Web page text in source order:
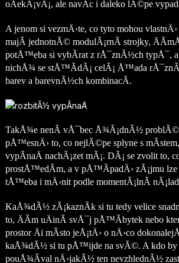
oÄekÃ¡vÃ¡, ale navÃ­c i daleko lÃ©pe
A jenom si vezmÄ›te, co tyto mohou
majÃ­ jednotnÃ© modulÃ¡rnÃ­ strojky,
potÅ™eba si vybÃ­rat z rÅ¯znÃ½ch typÅ¯, a
nichÅ¾ se stÅ™Ã­dÃ¡ celÃ¡ Å™ada
barev a barevnÃ½ch kombinacÃ­.
TakÅ¾e nenÃ­ vÅ¯bec Å¾Ã¡dnÃ½
pÅ™esnÄ› to, co nejlÃ©pe splyne s
vypÃ­naÄ nachÃ¡zet mÃ¡. DÃ¡ se zvolit to,
prostÅ™edÃ­m, a v pÅ™Ã­padÄ› zÃ¡jmu
tÅ™eba i mÄ›nit podle momentÃ¡lnÃ­
KaÅ¾dÃ½ zÃ¡kaznÃ­k si tu tedy velice
to, ÄÃ­m uÄinÃ­ svÅ¯j pÅ™Ã­bytek nebo
prostor Äi mÃ­sto jeÅ¡tÄ› o nÄ›co
kaÅ¾dÃ½ si tu pÅ™ijde na svÃ©. A kdo by
pouÅ¾Ã­val nÄ›jakÃ½ ten nevzhlednÃ½